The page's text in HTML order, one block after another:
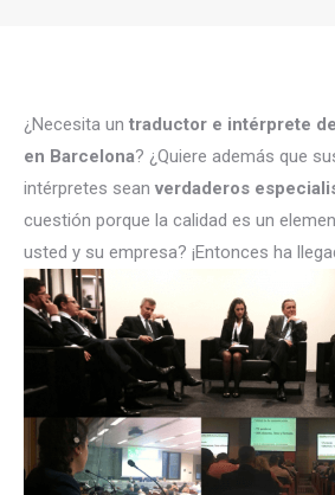
¿Necesita un traductor e intérprete
en Barcelona? ¿Quiere además que
intérpretes sean verdaderos
cuestión porque la calidad es un
usted y su empresa? ¡Entonces ha